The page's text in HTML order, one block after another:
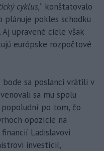
cyklus,“ konštatovalo
plánuje pokles schodku
upravené ciele však
európske rozpočtové
sa poslanci vrátili v
sa mu spolu
po tom, čo
opozície na
Ladislavovi
investícií,